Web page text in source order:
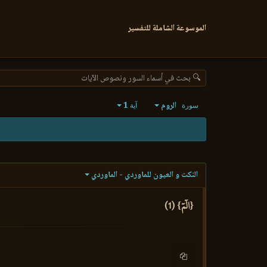
الموسوعة الشاملة للتفسير
🔍 بحث في أسماء السور ونصوص الآيات
سورة الروم آية 1
النكت و العيون للماوردي - الماوردي
{الٓمٓ} (1)